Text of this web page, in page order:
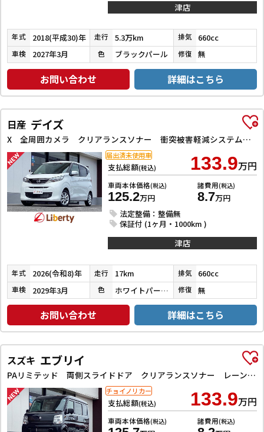
津店
年式 2018(平成30)年 走行 5.3万km 排気 660cc
車検 2027年3月 色 ブラックパール 修復 無
お問い合わせ 詳細はこちら
日産 デイズ
X 全周囲カメラ クリアランスソナー 衝突被害軽減システム オートライト スマートキー アイドリングストップ 電動格納ミラー ベンチシート CVT 盗難防止システム ABS ESC CD アルミホイール
支払総額(税込) 133.9万円
車両本体価格(税込)
125.2万円
諸費用(税込)
8.7万円
法定整備：整備無
保証付 (1ヶ月・1000km )
届出済未使用車
津店
年式 2026(令和8)年 走行 17km 排気 660cc
車検 2029年3月 色 ホワイトパール３コートパール 修復 無
お問い合わせ 詳細はこちら
スズキ エブリイ
PAリミテッド 両側スライドドア クリアランスソナー レーンアシスト 衝突被害軽減システム オートライト キーレスエントリー アイドリングストップ CVT ESC エアコン パワーステアリング パワーウィンドウ
支払総額(税込) 133.9万円
車両本体価格(税込) 諸費用(税込)
チョイノリカー